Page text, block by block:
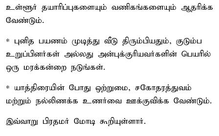
உள்ளூர் தயாரிப்புகளையும் வணிகங்களையும் ஆதரிக்க
வேண்டும்.
* புனித பயணம் முடித்து வீடு திரும்பியதும், குடும்ப
உறுப்பினர்கள் அல்லது அன்புக்குரியவர்களின் பெயரில்
ஒரு மரக்கன்றை நடுங்கள்.
* யாத்திரையின் போது ஒற்றுமை, சகோதரத்துவம்
மற்றும் நல்லிணக்க உணர்வை ஊக்குவிக்க வேண்டும்.
இவ்வாறு பிரதமர் மோடி கூறியுள்ளார்.